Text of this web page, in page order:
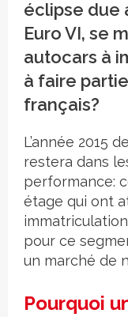
éclipse due
Euro VI, se
autocars à
à faire
français?
L’année 2015
restera dans
performance:
étage qui ont
pour ce
un marché de
Pourquoi